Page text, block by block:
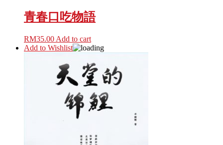
青春口吃物語
RM35.00 Add to cart
Add to Wishlist